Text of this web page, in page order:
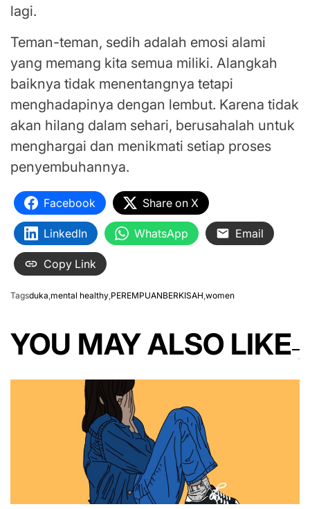
lagi.
Teman-teman, sedih adalah emosi alami
yang memang kita semua miliki. Alangkah
baiknya tidak menentangnya tetapi
menghadapinya dengan lembut. Karena tidak
akan hilang dalam sehari, berusahalah untuk
menghargai dan menikmati setiap proses
penyembuhannya.
Facebook Share on X
LinkedIn WhatsApp Email
Copy Link
Tagsduka,mental healthy,PEREMPUANBERKISAH,women
YOU MAY ALSO LIKE